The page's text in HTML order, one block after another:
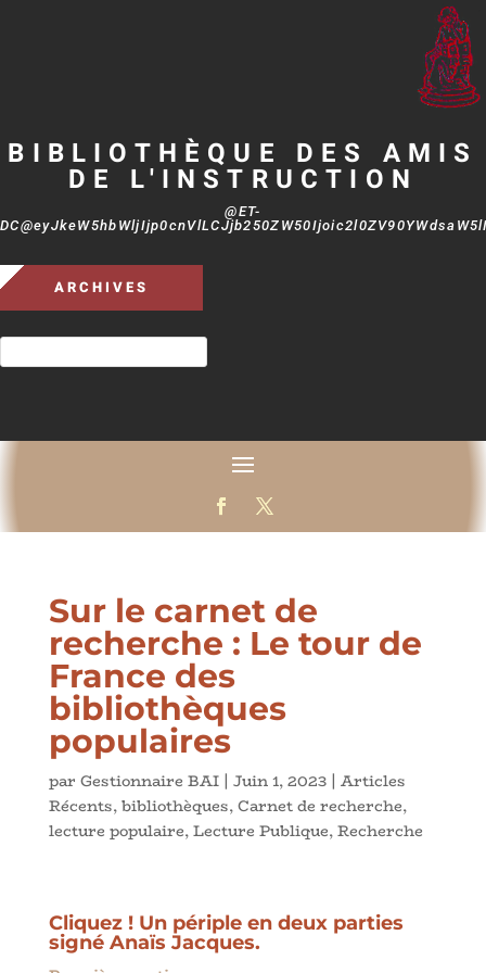
BIBLIOTHÈQUE DES AMIS
DE L'INSTRUCTION
@ET-
ARCHIVES
Sur le carnet de
recherche : Le tour de
France des
bibliothèques
populaires
par Gestionnaire BAI| Juin 1, 2023| Articles
Récents,bibliothèques,Carnet de recherche,
lecture populaire,Lecture Publique,Recherche
Cliquez ! Un périple en deux parties
signé Anaïs Jacques.